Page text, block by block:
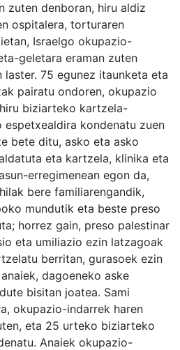
zuten denboran, hiru aldiz
ospitalera, torturaren
Israelgo okupazio-
geletara eraman zuten
75 egunez itaunketa eta
pairatu ondoren, okupazio
biziarteko kartzela-
kondenatu zuen
bete ditu, asko eta asko
eta kartzela, klinika eta
erregimenean egon da,
bere familiarengandik,
mundutik eta beste preso
horrez gain, preso palestinar
eta umiliazio ezin latzagoak
berritan, gurasoek ezin
dagoeneko aske
bisitan joatea. Sami
okupazio-indarrek haren
eta 25 urteko biziarteko
Anaiek okupazio-